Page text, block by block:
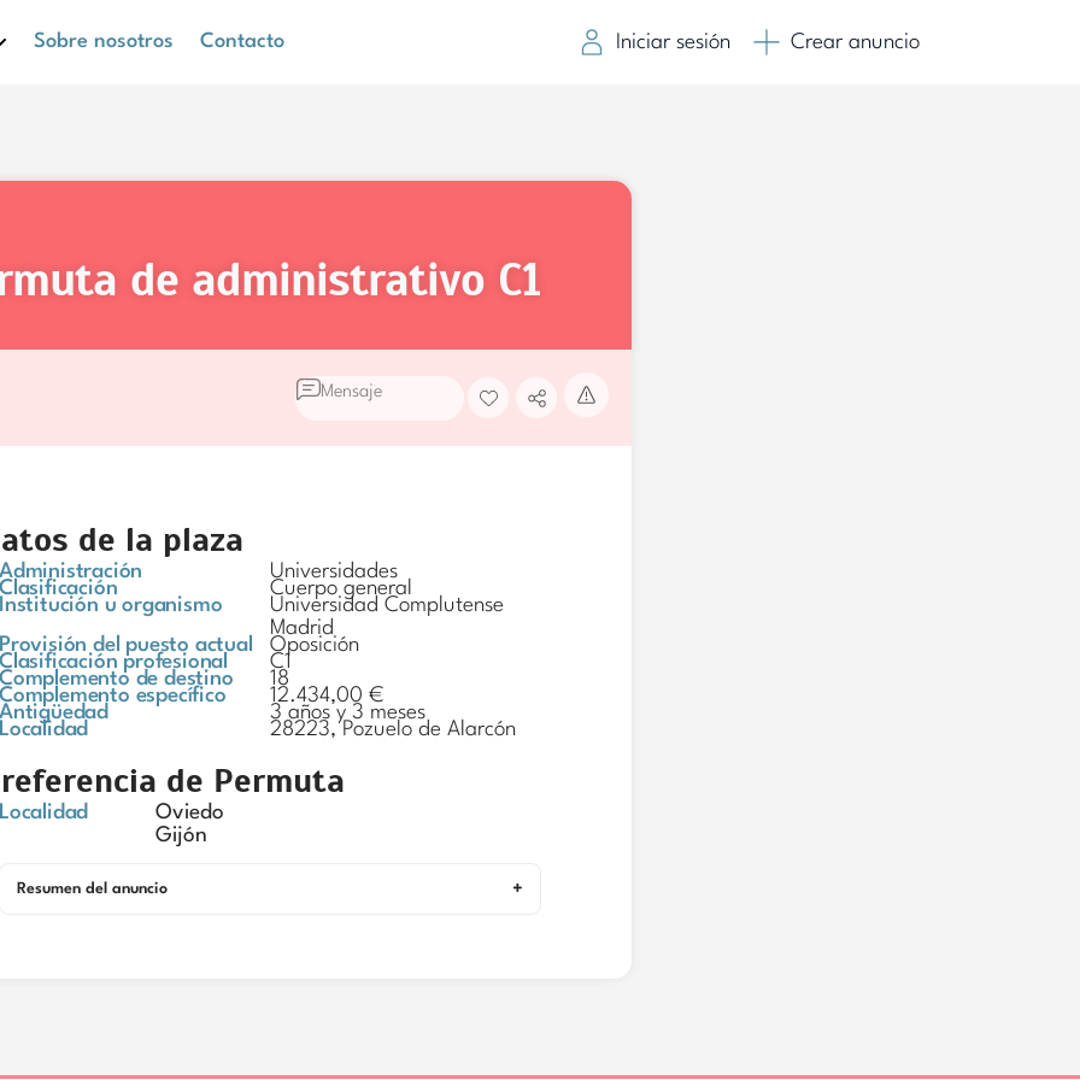
Sobre nosotros Contacto Iniciar sesión Crear anuncio
de administrativo C1
Mensaje
de la plaza
Administración
Universidades
Clasificación
Cuerpo general
Institución u organismo
Universidad Complutense
Madrid
Provisión del puesto actual
Oposición
Clasificación profesional
C1
Complemento de destino
18
Complemento específico
12.434,00 €
Antigüedad
3 años y 3 meses
Localidad
28223, Pozuelo de Alarcón
de Permuta
Localidad
Oviedo
Gijón
Resumen del anuncio